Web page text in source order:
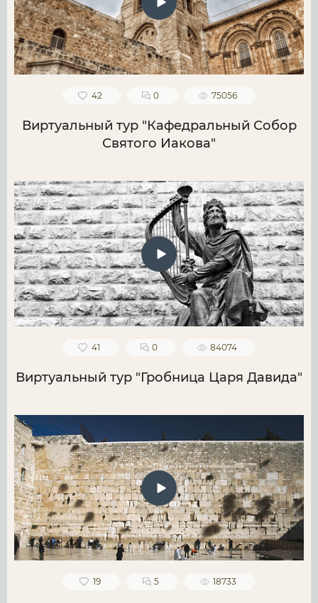
42 0 75056
Виртуальный тур "Кафедральный Собор
Святого Иакова"
41 0 84074
Виртуальный тур "Гробница Царя Давида"
19 5 18733